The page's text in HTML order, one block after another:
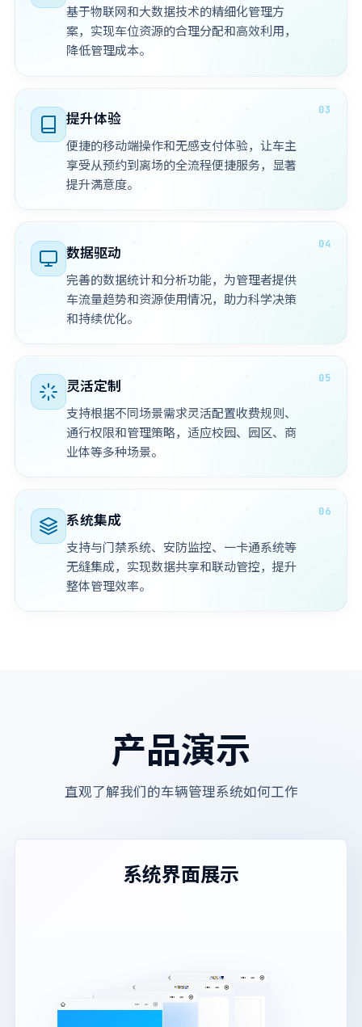
基于物联网和大数据技术的精细化管理方
案，实现车位资源的合理分配和高效利用，
降低管理成本。
提升体验
便捷的移动端操作和无感支付体验，让车主
享受从预约到离场的全流程便捷服务，显著
提升满意度。
数据驱动
完善的数据统计和分析功能，为管理者提供
车流量趋势和资源使用情况，助力科学决策
和持续优化。
灵活定制
支持根据不同场景需求灵活配置收费规则、
通行权限和管理策略，适应校园、园区、商
业体等多种场景。
系统集成
支持与门禁系统、安防监控、一卡通系统等
无缝集成，实现数据共享和联动管控，提升
整体管理效率。
产品演示
直观了解我们的车辆管理系统如何工作
系统界面展示